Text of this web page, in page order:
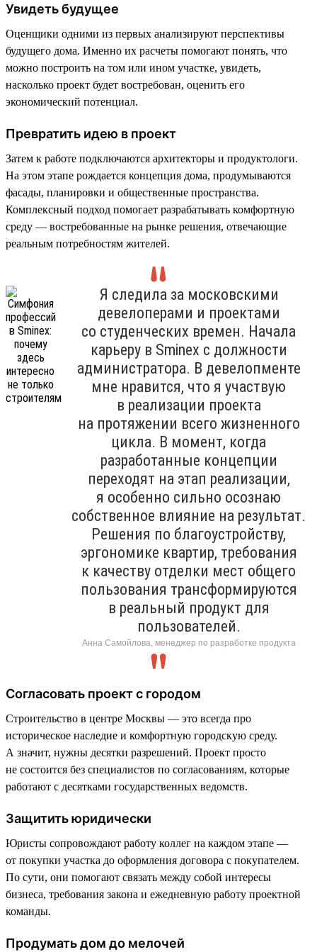
Увидеть будущее
Оценщики одними из первых анализируют перспективы
будущего дома. Именно их расчеты помогают понять, что
можно построить на том или ином участке, увидеть,
насколько проект будет востребован, оценить его
экономический потенциал.
Превратить идею в проект
Затем к работе подключаются архитекторы и продуктологи.
На этом этапе рождается концепция дома, продумываются
фасады, планировки и общественные пространства.
Комплексный подход помогает разрабатывать комфортную
среду — востребованные на рынке решения, отвечающие
реальным потребностям жителей.
Я следила за московскими
девелоперами и проектами
со студенческих времен. Начала
карьеру в Sminex с должности
администратора. В девелопменте
мне нравится, что я участвую
в реализации проекта
на протяжении всего жизненного
цикла. В момент, когда
разработанные концепции
переходят на этап реализации,
я особенно сильно осознаю
собственное влияние на результат.
Решения по благоустройству,
эргономике квартир, требования
к качеству отделки мест общего
пользования трансформируются
в реальный продукт для
пользователей.
Анна Самойлова, менеджер по разработке продукта
Согласовать проект с городом
Строительство в центре Москвы — это всегда про
историческое наследие и комфортную городскую среду.
А значит, нужны десятки разрешений. Проект просто
не состоится без специалистов по согласованиям, которые
работают с десятками государственных ведомств.
Защитить юридически
Юристы сопровождают работу коллег на каждом этапе —
от покупки участка до оформления договора с покупателем.
По сути, они помогают связать между собой интересы
бизнеса, требования закона и ежедневную работу проектной
команды.
Продумать дом до мелочей